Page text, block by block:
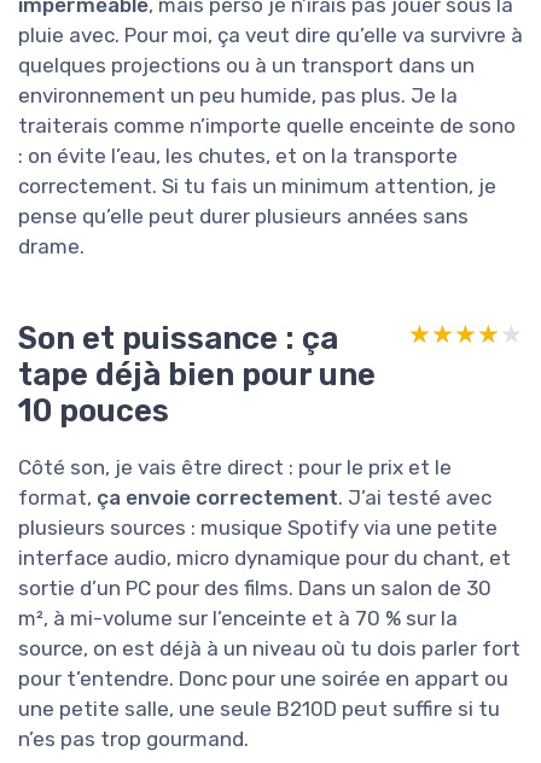
imperméable, mais perso je n’irais pas jouer sous la
pluie avec. Pour moi, ça veut dire qu’elle va survivre à
quelques projections ou à un transport dans un
environnement un peu humide, pas plus. Je la
traiterais comme n’importe quelle enceinte de sono
: on évite l’eau, les chutes, et on la transporte
correctement. Si tu fais un minimum attention, je
pense qu’elle peut durer plusieurs années sans
drame.
Son et puissance : ça
tape déjà bien pour une
10 pouces
★★★★★
★★★★★
Côté son, je vais être direct : pour le prix et le
format, ça envoie correctement. J’ai testé avec
plusieurs sources : musique Spotify via une petite
interface audio, micro dynamique pour du chant, et
sortie d’un PC pour des films. Dans un salon de 30
m², à mi-volume sur l’enceinte et à 70 % sur la
source, on est déjà à un niveau où tu dois parler fort
pour t’entendre. Donc pour une soirée en appart ou
une petite salle, une seule B210D peut suffire si tu
n’es pas trop gourmand.